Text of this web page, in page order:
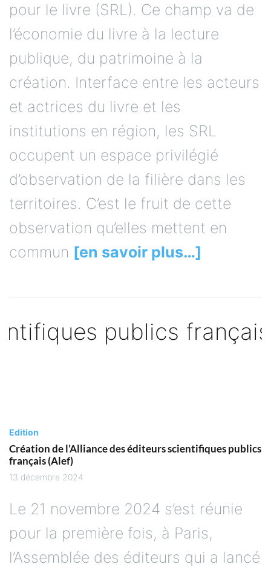
pour le livre (SRL). Ce champ va de
l’économie du livre à la lecture
publique, du patrimoine à la
création. Interface entre les acteurs
et actrices du livre et les
institutions en région, les SRL
occupent un espace privilégié
d’observation de la filière dans les
territoires. C’est le fruit de cette
observation qu’elles mettent en
commun [en savoir plus…]
Edition
Création de l’Alliance des éditeurs scientifiques publics
français (Alef)
13 décembre 2024
Le 21 novembre 2024 s’est réunie
pour la première fois, à Paris,
l’Assemblée des éditeurs qui a lancé